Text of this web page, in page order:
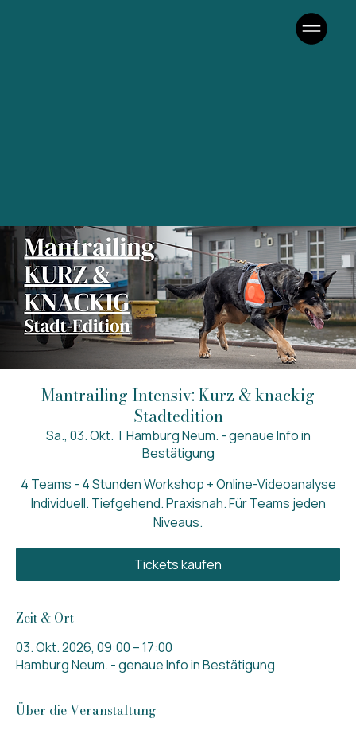
Mantrailing Intensiv: Kurz & knackig
Stadtedition
Sa., 03. Okt.
  |
Hamburg Neum. - genaue Info in
Bestätigung
4 Teams - 4 Stunden Workshop + Online-Videoanalyse
Individuell. Tiefgehend. Praxisnah. Für Teams jeden
Niveaus.
Tickets kaufen
Zeit & Ort
03. Okt. 2026, 09:00 – 17:00
Hamburg Neum. - genaue Info in Bestätigung
Über die Veranstaltung